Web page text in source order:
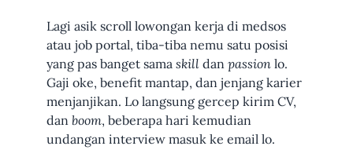
Lagi asik scroll lowongan kerja di medsos
atau job portal, tiba-tiba nemu satu posisi
yang pas banget sama skilldan passionlo.
Gaji oke, benefit mantap, dan jenjang karier
menjanjikan. Lo langsung gercep kirim CV,
dan boom, beberapa hari kemudian
undangan interview masuk ke email lo.